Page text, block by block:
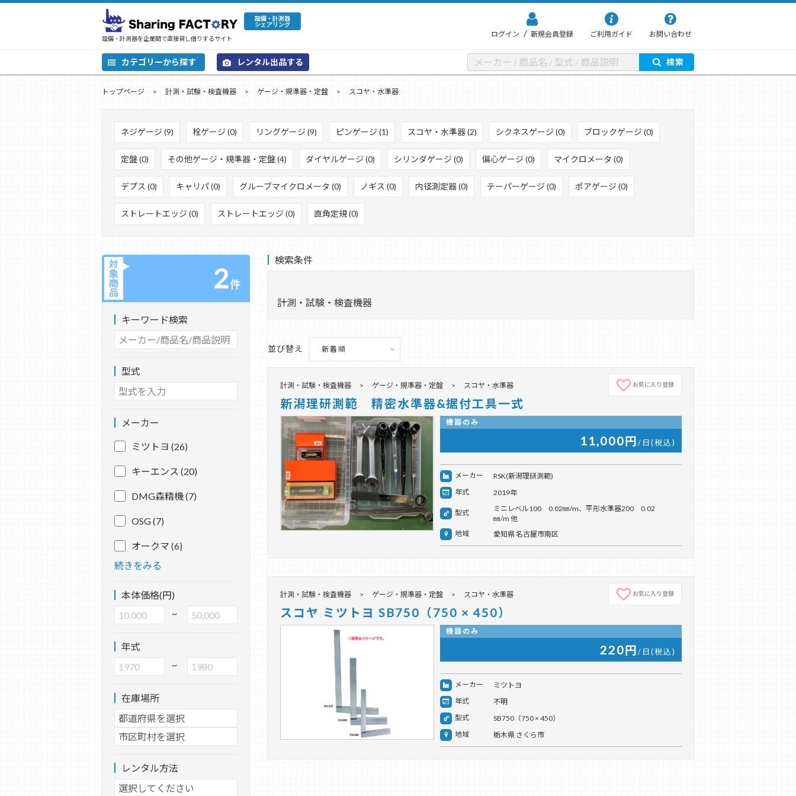
設備・計測器
シェアリング
設備・計測器を企業間で直接貸し借りするサイト
ログイン / 新規会員登録 ご利用ガイド お問い合わせ
カテゴリーから探す レンタル出品する 検索
トップページ 計測・試験・検査機器 ゲージ・規準器・定盤 スコヤ・水準器
ネジゲージ (9) 栓ゲージ (0) リングゲージ (9) ピンゲージ (1) スコヤ・水準器 (2) シクネスゲージ (0) ブロックゲージ (0)
定盤 (0) その他ゲージ・規準器・定盤 (4) ダイヤルゲージ (0) シリンダゲージ (0) 偏心ゲージ (0) マイクロメータ (0)
デプス (0) キャリパ (0) グルーブマイクロメータ (0) ノギス (0) 内径測定器 (0) テーパーゲージ (0) ポアゲージ (0)
ストレートエッジ (0) ストレートエッジ (0) 直角定規 (0)
対
象
商
品
2件
キーワード検索
型式
メーカー
ミツトヨ (26)
キーエンス (20)
DMG森精機 (7)
OSG (7)
オークマ (6)
続きをみる
本体価格(円)
~
年式
~
在庫場所
レンタル方法
検索条件
計測・試験・検査機器
並び替え
計測・試験・検査機器 ゲージ・規準器・定盤 スコヤ・水準器
新潟理研測範 精密水準器&据付工具一式
お気に入り登録
機器のみ
11,000円/日(税込)
メーカー
RSK(新潟理研測範)
年式
2019年
型式
ミニレベル100 0.02㎜/m、平形水準器200 0.02
㎜/m 他
地域
愛知県 名古屋市南区
計測・試験・検査機器 ゲージ・規準器・定盤 スコヤ・水準器
スコヤ ミツトヨ SB750（750 × 450）
お気に入り登録
機器のみ
220円/日(税込)
メーカー
ミツトヨ
年式
不明
型式
SB750（750 × 450）
地域
栃木県 さくら市